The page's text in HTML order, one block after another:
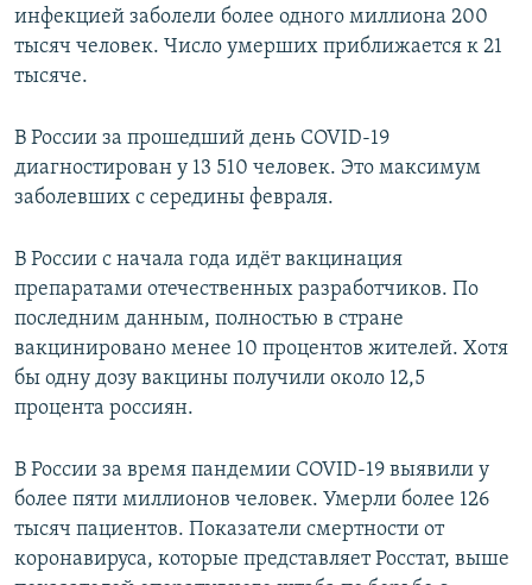
инфекцией заболели более одного миллиона 200
тысяч человек. Число умерших приближается к 21
тысяче.
В России за прошедший день COVID-19
диагностирован у 13 510 человек. Это максимум
заболевших с середины февраля.
В России с начала года идёт вакцинация
препаратами отечественных разработчиков. По
последним данным, полностью в стране
вакцинировано менее 10 процентов жителей. Хотя
бы одну дозу вакцины получили около 12,5
процента россиян.
В России за время пандемии COVID-19 выявили у
более пяти миллионов человек. Умерли более 126
тысяч пациентов. Показатели смертности от
коронавируса, которые представляет Росстат, выше